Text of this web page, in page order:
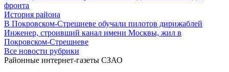
фронта
История района
В Покровском-Стрешневе обучали пилотов дирижаблей
Инженер, строивший канал имени Москвы, жил в
Покровском-Стрешневе
Все новости рубрики
Районные интернет-газеты СЗАО